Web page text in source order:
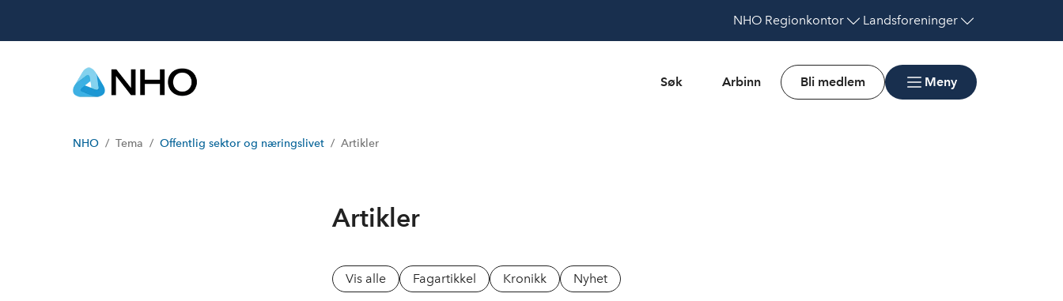
NHO Regionkontor Landsforeninger
Søk Arbinn Bli medlem Meny
NHO Tema Offentlig sektor og næringslivet Artikler
Artikler
Vis alle Fagartikkel Kronikk Nyhet